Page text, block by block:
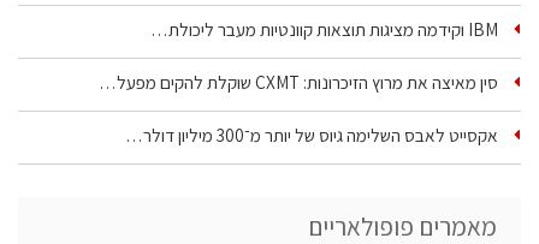
IBM וקידמה מציגות תוצאות קוונטיות מעבר ליכולת…
סין מאיצה את מרוץ הזיכרונות: CXMT שוקלת להקים מפעל…
אקסייט לאבס השלימה גיוס של יותר מ־300 מיליון דולר…
מאמרים פופולאריים